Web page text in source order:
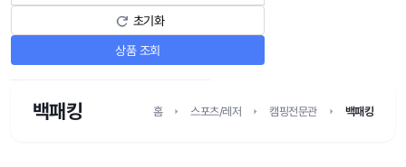
초기화
상품 조회
백패킹 홈 스포츠/레저 캠핑전문관 백패킹